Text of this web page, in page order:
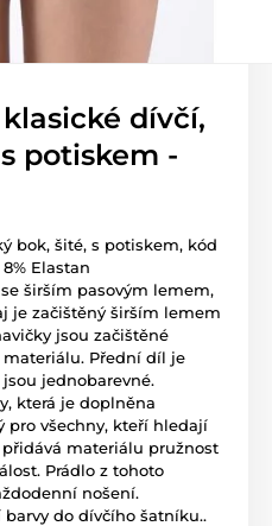
dívčí,
potiskem -
bok, šité, s potiskem, kód
Elastan
širším pasovým lemem,
je začištěný širším lemem
jsou začištěné
Přední díl je
jednobarevné.
která je doplněna
pro všechny, kteří hledají
materiálu pružnost
Prádlo z tohoto
nošení.
barvy do dívčího šatníku..